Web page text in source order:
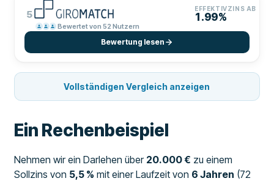
5
Bewertet von 52 Nutzern
EFFEKTIVZINS AB
1.99%
Bewertung lesen
Vollständigen Vergleich anzeigen
Ein Rechenbeispiel
Nehmen wir ein Darlehen über 20.000 € zu einem
Sollzins von 5,5 % mit einer Laufzeit von 6 Jahren (72